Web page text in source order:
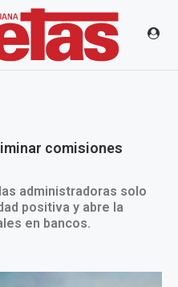
comisiones
administradoras solo
positiva y abre la
en bancos.